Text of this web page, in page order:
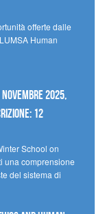
offerte dalle
Human
2025,
12
School on
una comprensione
del sistema di